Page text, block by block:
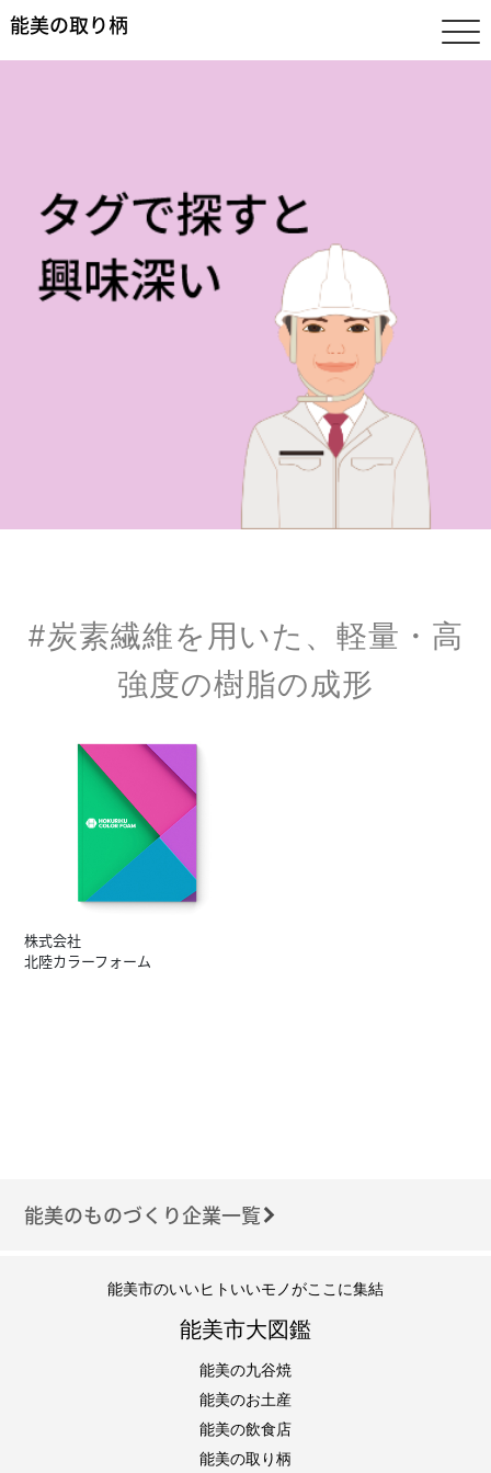
能美の取り柄
#炭素繊維を用いた、軽量・高
強度の樹脂の成形
株式会社
北陸カラーフォーム
能美のものづくり企業一覧
能美市のいいヒトいいモノがここに集結
能美市大図鑑
能美の九谷焼
能美のお土産
能美の飲食店
能美の取り柄